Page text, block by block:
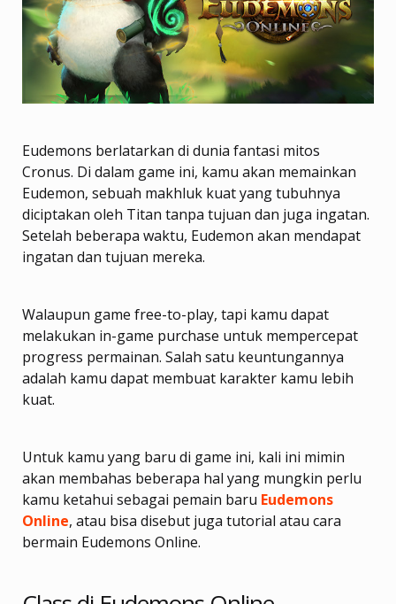
Eudemons berlatarkan di dunia fantasi mitos
Cronus. Di dalam game ini, kamu akan memainkan
Eudemon, sebuah makhluk kuat yang tubuhnya
diciptakan oleh Titan tanpa tujuan dan juga ingatan.
Setelah beberapa waktu, Eudemon akan mendapat
ingatan dan tujuan mereka.
Walaupun game free-to-play, tapi kamu dapat
melakukan in-game purchase untuk mempercepat
progress permainan. Salah satu keuntungannya
adalah kamu dapat membuat karakter kamu lebih
kuat.
Untuk kamu yang baru di game ini, kali ini mimin
akan membahas beberapa hal yang mungkin perlu
kamu ketahui sebagai pemain baru Eudemons
Online, atau bisa disebut juga tutorial atau cara
bermain Eudemons Online.